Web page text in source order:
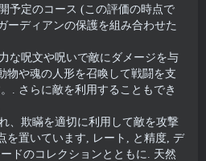
予定のコース (この評価の時点で
ーディアンの保護を組み合わせた
な呪文や呪いで敵にダメージを与
物や魂の人形を召喚して戦闘を支
. さらに敵を利用することもでき
、欺瞞を適切に利用して敵を攻撃
を置いています, レート, と精度, デ
ドのコレクションとともに. 天然